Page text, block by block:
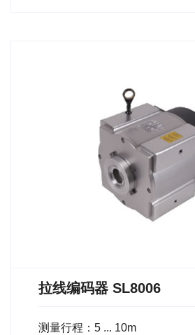
拉线编码器 SL8006
测量行程：5 ... 10m